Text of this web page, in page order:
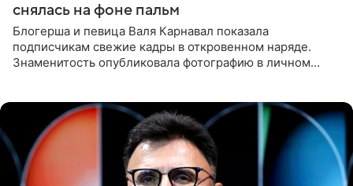
снялась на фоне пальм
Блогерша и певица Валя Карнавал показала
подписчикам свежие кадры в откровенном наряде.
Знаменитость опубликовала фотографию в личном